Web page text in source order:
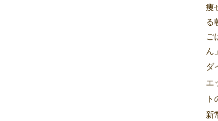
痩
る
ご
ん
ダ
エ
ト
新